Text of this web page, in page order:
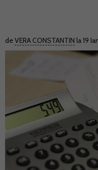
deVERA CONSTANTIN la 19